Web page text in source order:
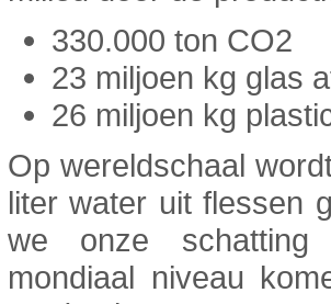
330.000 ton CO2
23 miljoen kg glas
26 miljoen kg
Op wereldschaal
liter water uit flessen
we onze schatting
mondiaal niveau